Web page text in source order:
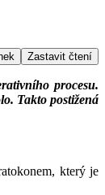
Zastavit čtení
procesu.
Takto postižená
který je